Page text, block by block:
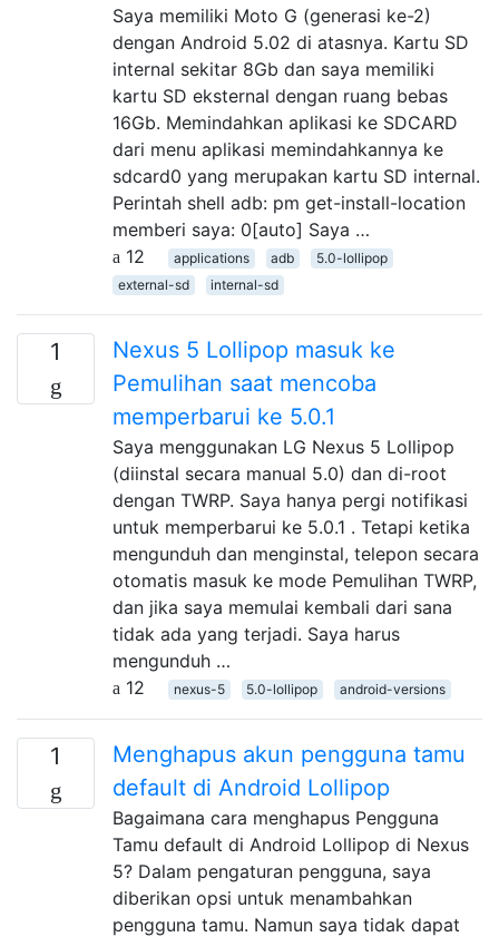
Saya memiliki Moto G (generasi ke-2)
dengan Android 5.02 di atasnya. Kartu SD
internal sekitar 8Gb dan saya memiliki
kartu SD eksternal dengan ruang bebas
16Gb. Memindahkan aplikasi ke SDCARD
dari menu aplikasi memindahkannya ke
sdcard0 yang merupakan kartu SD internal.
Perintah shell adb: pm get-install-location
memberi saya: 0[auto] Saya …
12
applications adb
5.0-lollipop
external-sd
internal-sd
1
Nexus 5 Lollipop masuk ke
Pemulihan saat mencoba
memperbarui ke 5.0.1
Saya menggunakan LG Nexus 5 Lollipop
(diinstal secara manual 5.0) dan di-root
dengan TWRP. Saya hanya pergi notifikasi
untuk memperbarui ke 5.0.1 . Tetapi ketika
mengunduh dan menginstal, telepon secara
otomatis masuk ke mode Pemulihan TWRP,
dan jika saya memulai kembali dari sana
tidak ada yang terjadi. Saya harus
mengunduh …
12
nexus-5 5.0-lollipop android-versions
1
Menghapus akun pengguna tamu
default di Android Lollipop
Bagaimana cara menghapus Pengguna
Tamu default di Android Lollipop di Nexus
5? Dalam pengaturan pengguna, saya
diberikan opsi untuk menambahkan
pengguna tamu. Namun saya tidak dapat